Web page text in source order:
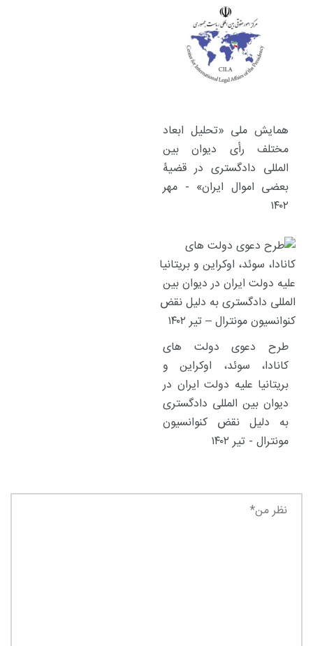
همایش ملی «تحلیل ابعاد
مختلف رأی دیوان بین
المللی دادگستری در قضیۀ
بعضی اموال ایران» - مهر
۱۴۰۲
طرح دعوی دولت های
کانادا، سوئد، اوکراین و
بریتانیا علیه دولت ایران در
دیوان بین المللی دادگستری
به دلیل نقض کنوانسیون
مونترال - تیر ۱۴۰۲